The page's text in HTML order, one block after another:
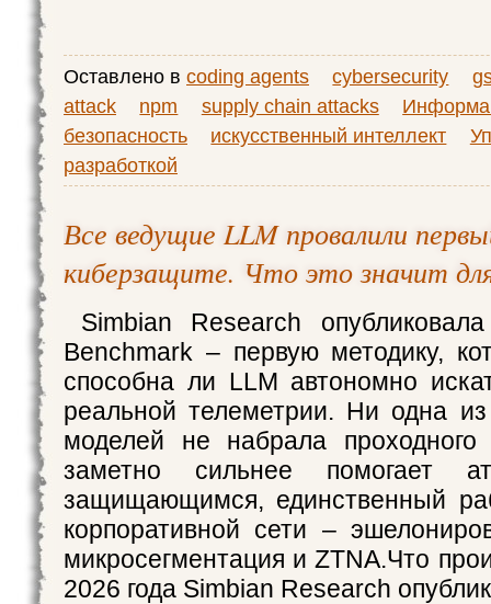
Оставлено в coding agents cybersecurity
attack
npm supply chain attacks
безопасность
искусственный интеллект
разработкой
Все ведущие LLM провалили
киберзащите. Что это значит
Simbian Research
Benchmark – первую методику,
способна ли LLM автономно
реальной телеметрии. Ни одна
моделей не набрала
заметно сильнее помогает
защищающимся, единственный
корпоративной сети –
микросегментация и ZTNA.Что
2026 года Simbian Research